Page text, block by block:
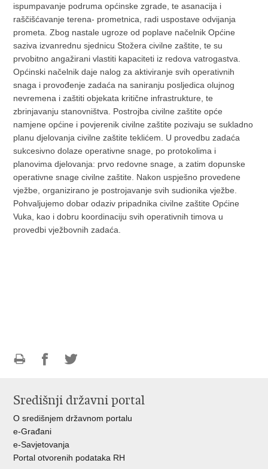
ispumpavanje podruma općinske zgrade, te asanacija i
raščišćavanje terena- prometnica, radi uspostave odvijanja
prometa. Zbog nastale ugroze od poplave načelnik Općine
saziva izvanrednu sjednicu Stožera civilne zaštite, te su
prvobitno angažirani vlastiti kapaciteti iz redova vatrogastva.
Općinski načelnik daje nalog za aktiviranje svih operativnih
snaga i provođenje zadaća na saniranju posljedica olujnog
nevremena i zaštiti objekata kritične infrastrukture, te
zbrinjavanju stanovništva. Postrojba civilne zaštite opće
namjene općine i povjerenik civilne zaštite pozivaju se sukladno
planu djelovanja civilne zaštite teklićem. U provedbu zadaća
sukcesivno dolaze operativne snage, po protokolima i
planovima djelovanja: prvo redovne snage, a zatim dopunske
operativne snage civilne zaštite. Nakon uspješno provedene
vježbe, organizirano je postrojavanje svih sudionika vježbe.
Pohvaljujemo dobar odaziv pripadnika civilne zaštite Općine
Vuka, kao i dobru koordinaciju svih operativnih timova u
provedbi vježbovnih zadaća.
FacebookuTwitteru
Središnji državni portal
O središnjem državnom portalu
e-Građani
e-Savjetovanja
Portal otvorenih podataka RH